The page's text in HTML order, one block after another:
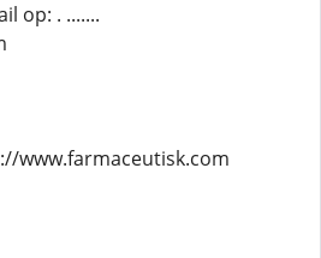
op: . .......
www.farmaceutisk.com